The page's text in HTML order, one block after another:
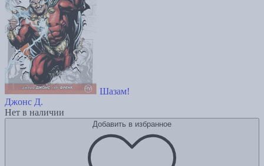
Шазам!
Джонс Д.
Нет в наличии
Добавить в избранное